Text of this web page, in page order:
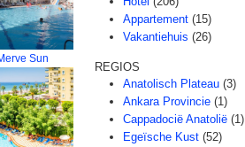
Sun
Appartement (15)
Vakantiehuis (26)
REGIOS
Anatolisch Plateau (3)
Ankara Provincie (1)
Cappadocië Anatolië (1)
Egeïsche Kust (52)